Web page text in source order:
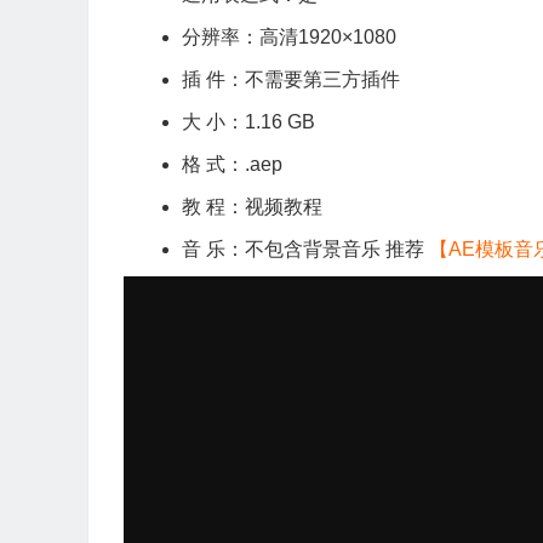
分辨率：高清1920×1080
插 件：不需要第三方插件
大 小：1.16 GB
格 式：.aep
教 程：视频教程
音 乐：不包含背景音乐 推荐 【AE模板音